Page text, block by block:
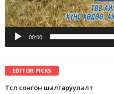
00:00
EDITOR PICKS
Төсөл сонгон шалгаруулалт